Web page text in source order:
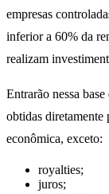
empresas
inferior a 60% da
realizam
Entrarão nessa
obtidas diretamente
econômica, exceto:
royalties;
juros;